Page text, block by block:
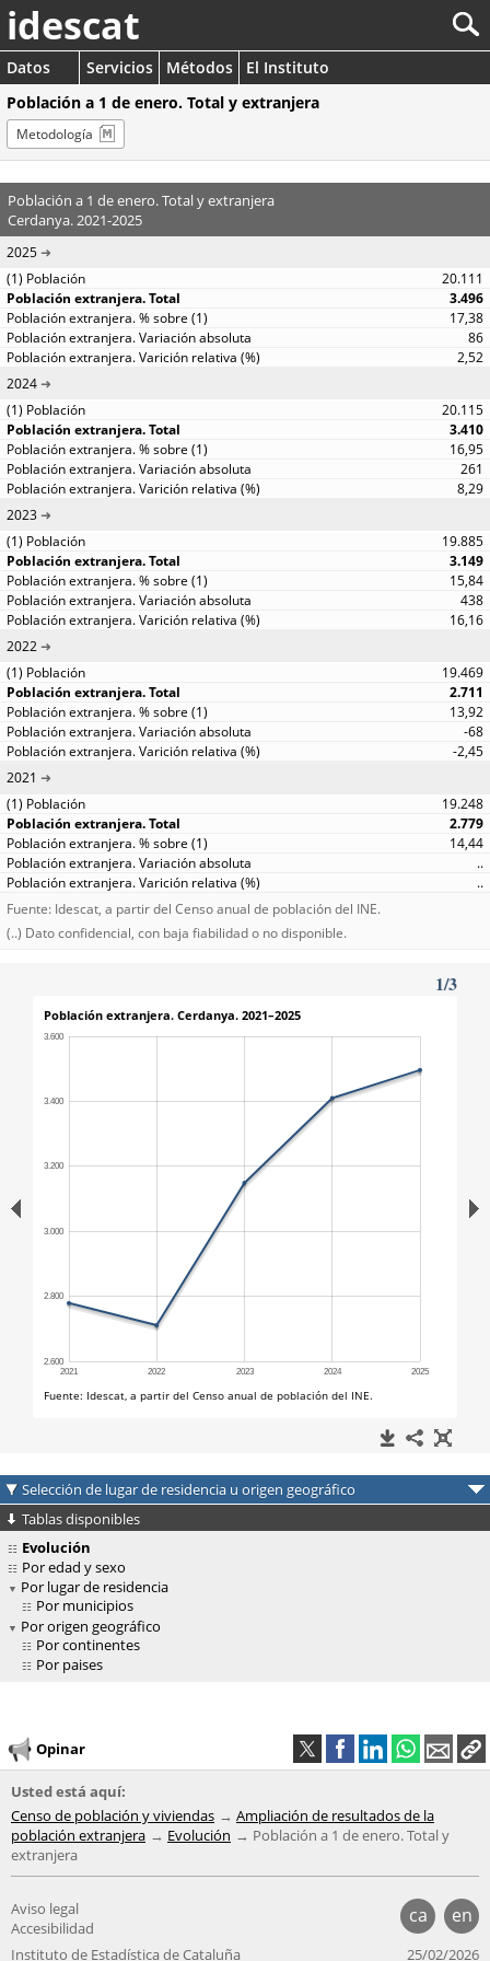
idescat
Datos Servicios Métodos
El Instituto
Población a 1 de enero. Total y extranjera
Metodología
Población a 1 de enero. Total y extranjera
Cerdanya. 2021-2025
2025
20.111
3.496
17,38
86
2,52
2024
20.115
3.410
16,95
261
8,29
2023
19.885
3.149
15,84
438
16,16
2022
19.469
2.711
13,92
-68
-2,45
2021
19.248
2.779
14,44
..
..
Fuente: Idescat, a partir del Censo anual de población del INE.
(..) Dato confidencial, con baja fiabilidad o no disponible.
Selección de lugar de residencia u origen geográfico
Tablas disponibles
Evolución
Por edad y sexo
Por lugar de residencia
Por municipios
Por origen geográfico
Por continentes
Por paises
Opinar
Usted está aquí:
Censo de población y viviendas
Ampliación de resultados de la
población extranjera
Evolución
Población a 1 de enero. Total y
extranjera
ca en
Aviso legal
Accesibilidad
Instituto de Estadística de Cataluña
25/02/2026